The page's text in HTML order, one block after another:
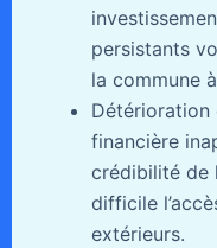
persistants
la commune
Détérioration
financière
crédibilité de
difficile
extérieurs.